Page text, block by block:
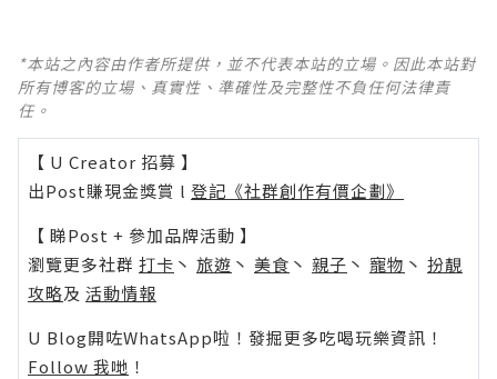
*本站之內容由作者所提供，並不代表本站的立場。因此本站對
所有博客的立場、真實性、準確性及完整性不負任何法律責
任。
【 U Creator 招募 】
出Post賺現金獎賞 l 登記《社群創作有價企劃》
【 睇Post + 參加品牌活動 】
瀏覽更多社群 打卡 丶 旅遊 丶 美食 丶 親子 丶 寵物 丶 扮靚
攻略及 活動情報
U Blog開咗WhatsApp啦！發掘更多吃喝玩樂資訊！
Follow 我哋 ！